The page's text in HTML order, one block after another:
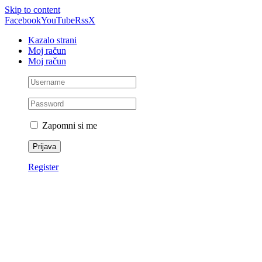
Skip to content
FacebookYouTubeRssX
Kazalo strani
Moj račun
Moj račun
Zapomni si me
Register